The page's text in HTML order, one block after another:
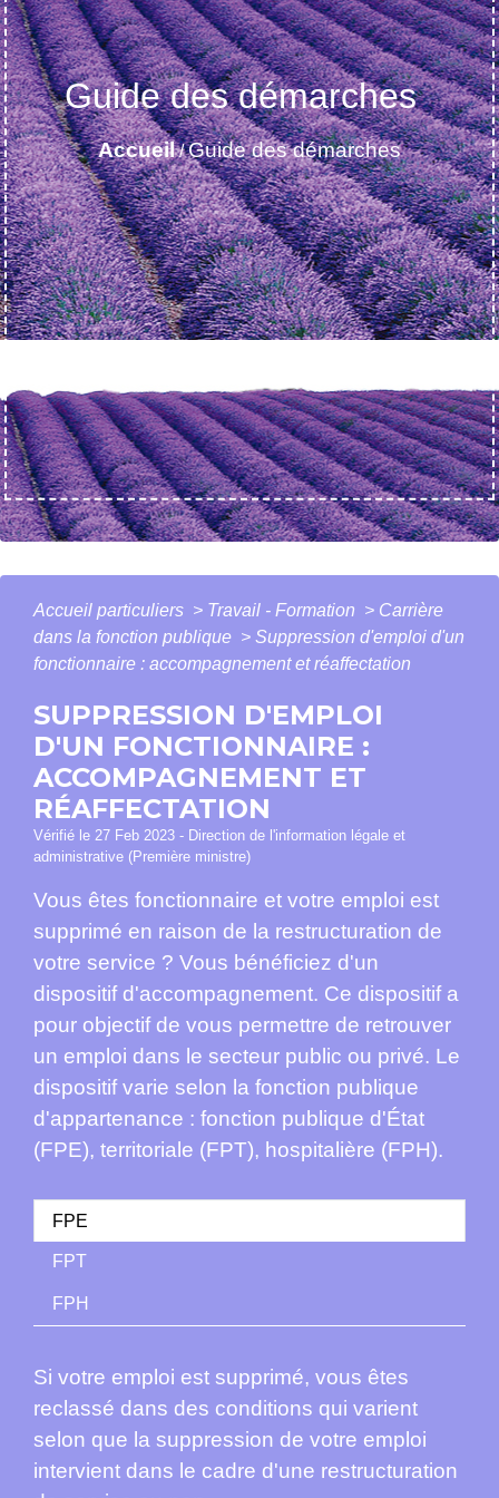
Guide des démarches
Accueil/Guide des démarches
Accueil particuliers > Travail - Formation > Carrière
dans la fonction publique > Suppression d'emploi d'un
fonctionnaire : accompagnement et réaffectation
SUPPRESSION D'EMPLOI
D'UN FONCTIONNAIRE :
ACCOMPAGNEMENT ET
RÉAFFECTATION
Vérifié le 27 Feb 2023 - Direction de l'information légale et
administrative (Première ministre)
Vous êtes fonctionnaire et votre emploi est
supprimé en raison de la restructuration de
votre service ? Vous bénéficiez d'un
dispositif d'accompagnement. Ce dispositif a
pour objectif de vous permettre de retrouver
un emploi dans le secteur public ou privé. Le
dispositif varie selon la fonction publique
d'appartenance : fonction publique d'État
(FPE), territoriale (FPT), hospitalière (FPH).
FPE
FPT
FPH
Si votre emploi est supprimé, vous êtes
reclassé dans des conditions qui varient
selon que la suppression de votre emploi
intervient dans le cadre d'une restructuration